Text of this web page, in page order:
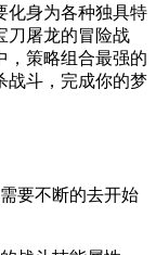
化身为各种独具特
刀屠龙的冒险战
，策略组合最强的
战斗，完成你的梦
要不断的去开始